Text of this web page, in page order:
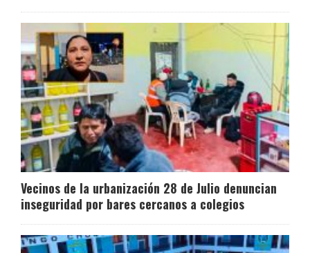
Vecinos de la urbanización 28 de Julio denuncian
inseguridad por bares cercanos a colegios